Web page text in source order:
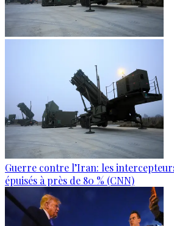
Guerre contre l’Iran: les
épuisés à près de 80 % (CNN)